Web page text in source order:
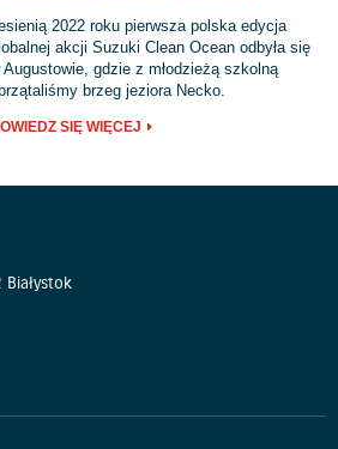
2022 roku pierwsza polska edycja
akcji Suzuki Clean Ocean odbyła się
Augustowie, gdzie z młodzieżą szkolną
brzeg jeziora Necko.
SIĘ WIĘCEJ